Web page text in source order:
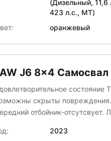
(Дизельный, 11,6
423 л.с., МТ)
оранжевый
J6 8x4 Самосвал
состояние
скрыты
отбойник-отсутсвует.
левая-излом каркаса.
2023